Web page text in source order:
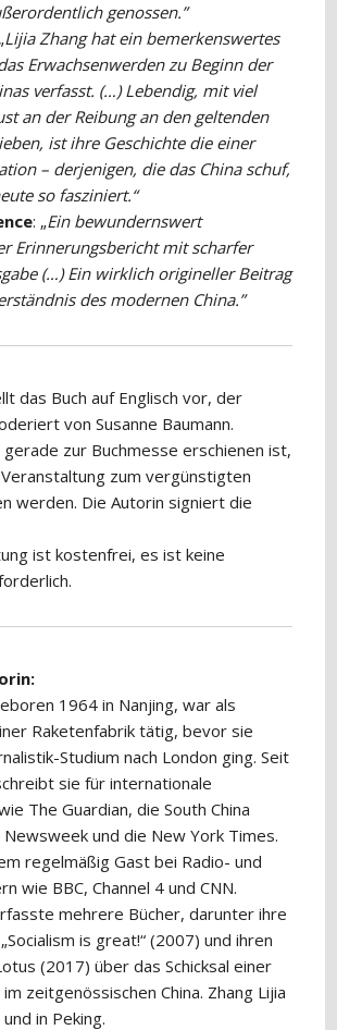
genossen.”
Lijia Zhang hat ein bemerkenswertes
Erwachsenwerden zu Beginn der
verfasst. (…) Lebendig, mit viel
an der Reibung an den geltenden
ist ihre Geschichte die einer
– derjenigen, die das China schuf,
so fasziniert.“
: „Ein bewundernswert
Erinnerungsbericht mit scharfer
(…) Ein wirklich origineller Beitrag
des modernen China.”
das Buch auf Englisch vor, der
von Susanne Baumann.
gerade zur Buchmesse erschienen ist,
zum vergünstigten
werden. Die Autorin signiert die
ist kostenfrei, es ist keine
1964 in Nanjing, war als
Raketenfabrik tätig, bevor sie
Studium nach London ging. Seit
sie für internationale
The Guardian, die South China
und die New York Times.
regelmäßig Gast bei Radio- und
wie BBC, Channel 4 und CNN.
mehrere Bücher, darunter ihre
is great!“ (2007) und ihren
(2017) über das Schicksal einer
zeitgenössischen China. Zhang Lijia
in Peking.